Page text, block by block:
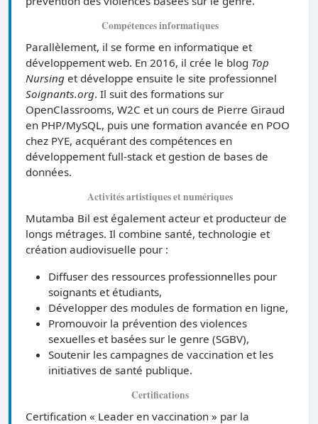
Compétences informatiques
Parallèlement, il se forme en informatique et
développement web. En 2016, il crée le blog Top
Nursing et développe ensuite le site professionnel
Soignants.org. Il suit des formations sur
OpenClassrooms, W2C et un cours de Pierre Giraud
en PHP/MySQL, puis une formation avancée en POO
chez PYE, acquérant des compétences en
développement full-stack et gestion de bases de
données.
Activités artistiques et numériques
Mutamba Bil est également acteur et producteur de
longs métrages. Il combine santé, technologie et
création audiovisuelle pour :
Diffuser des ressources professionnelles pour
soignants et étudiants,
Développer des modules de formation en ligne,
Promouvoir la prévention des violences
sexuelles et basées sur le genre (SGBV),
Soutenir les campagnes de vaccination et les
initiatives de santé publique.
Certifications
Certification « Leader en vaccination » par la